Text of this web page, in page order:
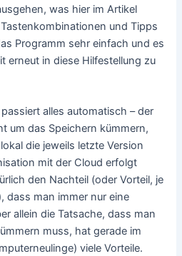
was hier im Artikel
und Tipps
Programm sehr einfach und es
erneut in diese Hilfestellung zu
alles automatisch – der
um das Speichern kümmern,
die jeweils letzte Version
mit der Cloud erfolgt
den Nachteil (oder Vorteil, je
dass man immer nur eine
allein die Tatsache, dass man
muss, hat gerade im
viele Vorteile.